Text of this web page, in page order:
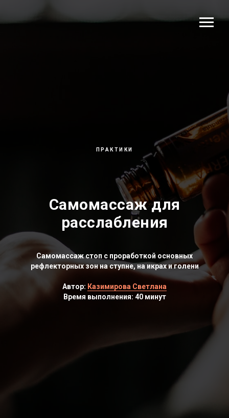
ПРАКТИКИ
Самомассаж для
расслабления
Cамомассаж стоп с проработкой основных
рефлекторных зон на ступне, на икрах и голени
Автор: Казимирова Светлана
Время выполнения: 40 минут